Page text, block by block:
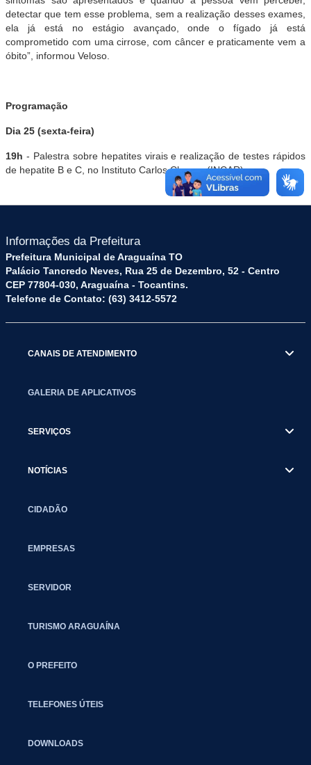
detectar que tem esse problema, sem a realização desses exames,
ela já está no estágio avançado, onde o fígado já está
comprometido com uma cirrose, com câncer e praticamente vem a
óbito”, informou Veloso.
Programação
Dia 25 (sexta-feira)
19h - Palestra sobre hepatites virais e realização de testes rápidos
de hepatite B e C, no Instituto Carlos Chagas (INCAR)
Informações da Prefeitura
Prefeitura Municipal de Araguaína TO
Palácio Tancredo Neves, Rua 25 de Dezembro, 52 - Centro
CEP 77804-030, Araguaína - Tocantins.
Telefone de Contato: (63) 3412-5572
CANAIS DE ATENDIMENTO
GALERIA DE APLICATIVOS
SERVIÇOS
NOTÍCIAS
CIDADÃO
EMPRESAS
SERVIDOR
TURISMO ARAGUAÍNA
O PREFEITO
TELEFONES ÚTEIS
DOWNLOADS